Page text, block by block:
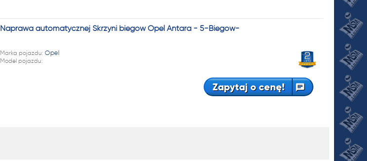
Naprawa automatycznej Skrzyni biegów Opel Antara - 5-Biegów-
Marka pojazdu: Opel
Model pojazdu:
Zapytaj o cenę!